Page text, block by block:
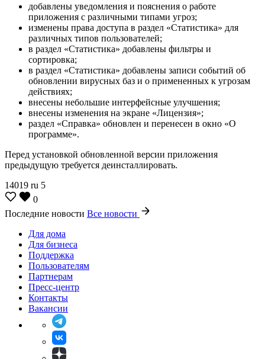
добавлены уведомления и пояснения о работе
приложения с различными типами угроз;
изменены права доступа в раздел «Статистика» для
различных типов пользователей;
в раздел «Статистика» добавлены фильтры и
сортировка;
в раздел «Статистика» добавлены записи событий об
обновлении вирусных баз и о примененных к угрозам
действиях;
внесены небольшие интерфейсные улучшения;
внесены изменения на экране «Лицензия»;
раздел «Справка» обновлен и перенесен в окно «О
программе».
Перед установкой обновленной версии приложения
предыдущую требуется деинсталлировать.
14019 ru 5
0
Последние новости Все новости
Для дома
Для бизнеса
Поддержка
Пользователям
Партнерам
Пресс-центр
Контакты
Вакансии